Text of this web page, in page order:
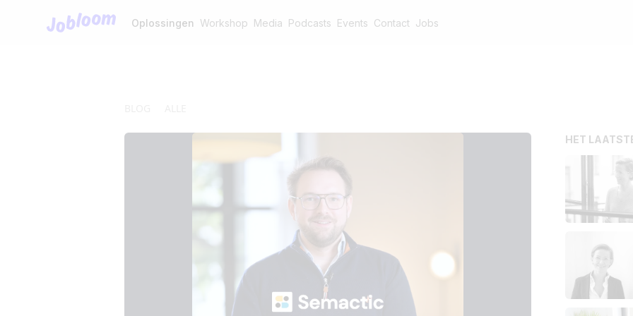
Jobloom Oplossingen Workshop Media Podcasts Events Contact Jobs
HET